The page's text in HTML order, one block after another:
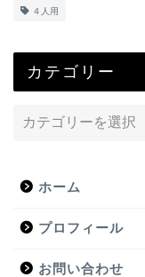
４人用
カテゴリー
ホーム
プロフィール
お問い合わせ